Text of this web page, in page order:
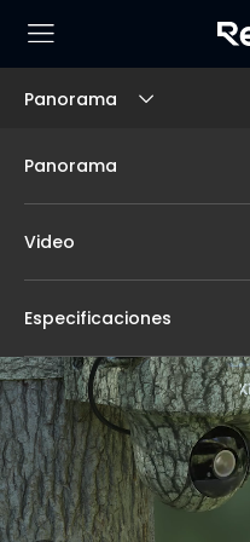
Panorama
Panorama
Video
Especificaciones